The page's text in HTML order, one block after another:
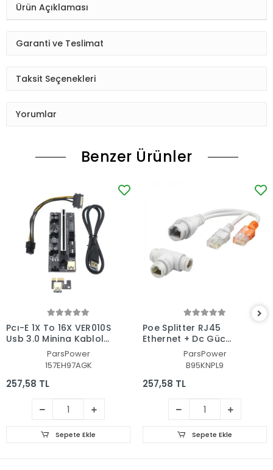
Ürün Açıklaması
Garanti ve Teslimat
Taksit Seçenekleri
Yorumlar
Benzer Ürünler
Pcı-E 1X To 16X VER010S
Usb 3.0 Mining Kablolu
Riser DGRTKN_096
ParsPower
157EH97AGK
257,58 TL
Sepete Ekle
Poe Splitter RJ45
Ethernet + Dc Güç
Ayırıcı Ip Kamera ve
Ağ Cihazları Için T
ParsPower
B95KNPL9
257,58 TL
Sepete Ekle